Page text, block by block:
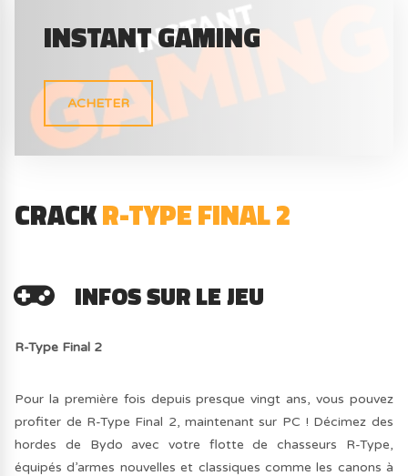
INSTANT GAMING
ACHETER
CRACKR-TYPE FINAL 2
INFOS SUR LE JEU
R-Type Final 2
Pour la première fois depuis presque vingt ans, vous pouvez
profiter de R-Type Final 2, maintenant sur PC ! Décimez des
hordes de Bydo avec votre flotte de chasseurs R-Type,
équipés d’armes nouvelles et classiques comme les canons à